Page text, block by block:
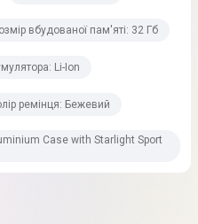
вбудованої пам'яті: 32 Гб
Li-Ion
ремінця: Бежевий
Case with Starlight Sport